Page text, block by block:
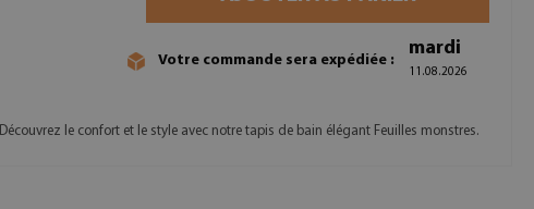
Votre commande sera expédiée :
mardi
11.08.2026
Découvrez le confort et le style avec notre tapis de bain élégant Feuilles monstres.